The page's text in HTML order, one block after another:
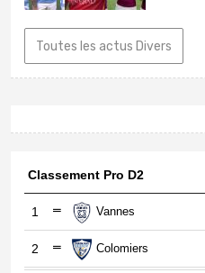
Toutes les actus Divers
Classement Pro D2
1 Vannes
2 Colomiers